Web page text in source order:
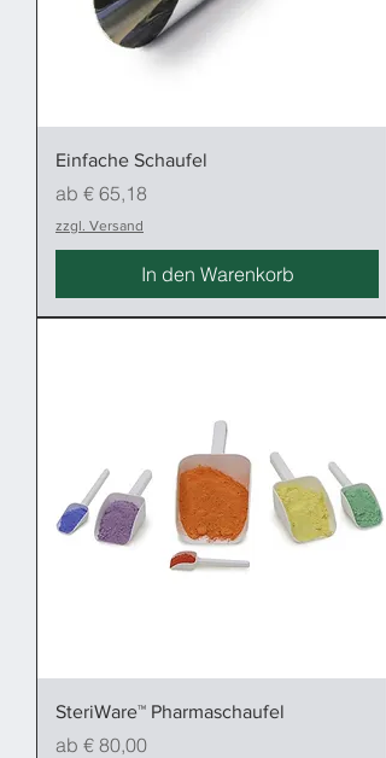
Einfache Schaufel
ab € 65,18
Sale-Preis
zzgl. Versand
In den Warenkorb
SteriWare™ Pharmaschaufel
ab € 80,00
Sale-Preis